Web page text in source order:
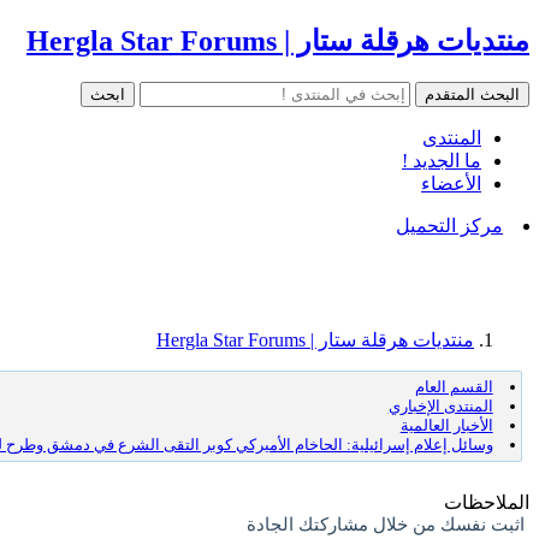
منتديات هرقلة ستار | Hergla Star Forums
المنتدى
ما الجديد !
الأعضاء
مركز التحميل
منتديات هرقلة ستار | Hergla Star Forums
القسم العام
المنتدى الإخباري
الأخبار العالمية
وسائل إعلام إسرائيلية: الحاخام الأميركي كوبر التقى الشرع في دمشق وطرح
الملاحظات
اثبت نفسك من خلال مشاركتك الجادة